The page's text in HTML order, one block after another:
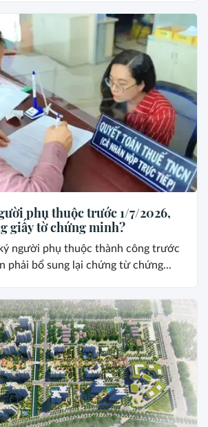
phụ thuộc trước 1/7/2026,
giấy tờ chứng minh?
người phụ thuộc thành công trước
phải bổ sung lại chứng từ chứng...